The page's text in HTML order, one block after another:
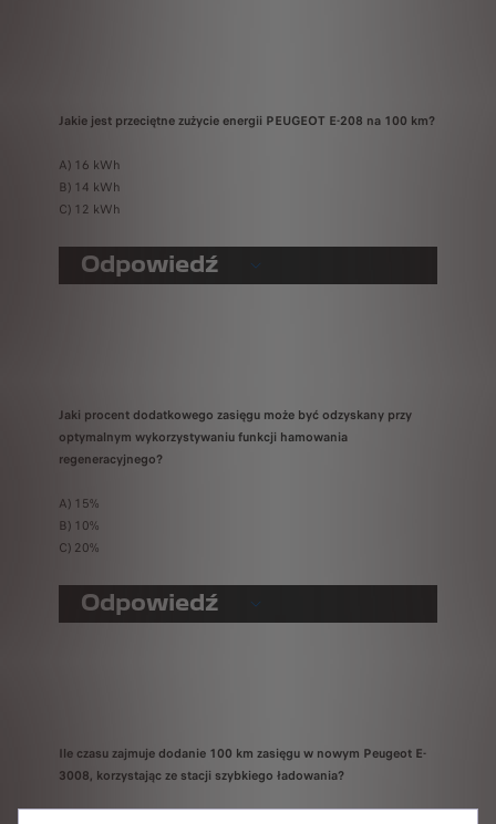
Jakie jest przeciętne zużycie energii PEUGEOT E-208 na 100 km?
A) 16 kWh
B) 14 kWh
C) 12 kWh
Odpowiedź
Jaki procent dodatkowego zasięgu może być odzyskany przy
optymalnym wykorzystywaniu funkcji hamowania
regeneracyjnego?
A) 15%
B) 10%
C) 20%
Odpowiedź
Ile czasu zajmuje dodanie 100 km zasięgu w nowym Peugeot E-
3008, korzystając ze stacji szybkiego ładowania?